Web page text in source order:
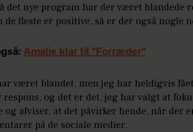
det nye program har der været blandede
de fleste er positive, så er der også nogle
Amalie klar til "Forræder"
været blandet, men jeg har heldigvis
respons, og det er det, jeg har valgt at
og afviser, at det påvirker hende, når der
på de sociale medier.